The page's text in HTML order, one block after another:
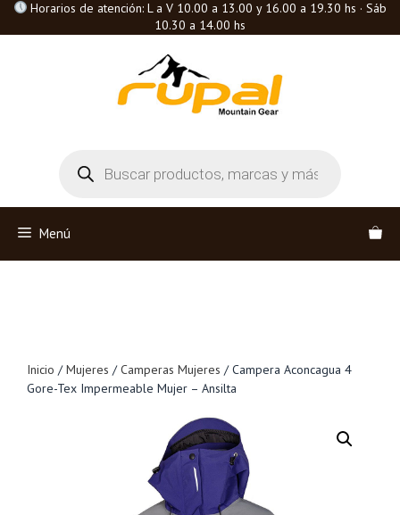
Saltar Horarios de atención: L a V 10.00 a 13.00 y 16.00 a 19.30 hs · Sáb
10.30 a 14.00 hs
productos
Menú
Inicio /Mujeres /Camperas Mujeres / Campera Aconcagua 4
Gore-Tex Impermeable Mujer – Ansilta